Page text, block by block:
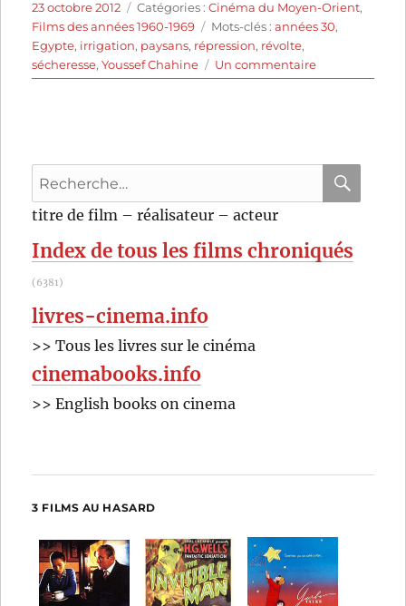
Publié
le
23 octobre 2012 Catégories
Catégories :Cinéma du Moyen-Orient,
Films des années 1960-1969
Étiquettes
Mots-clés :années 30,
Egypte, irrigation, paysans, répression, révolte,
sécheresse,Youssef Chahine Un commentairesur
La
Chahine
Recherche
pour
titre de film – réalisateur – acteur
Index de tous les films chroniqués
(6381)
livres-cinema.info
>> Tous les livres sur le cinéma
cinemabooks.info
>> English books on cinema
3 FILMS AU HASARD